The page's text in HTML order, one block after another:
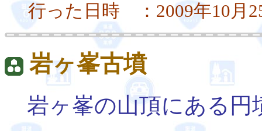
行った日時 ：2009年10月
岩ヶ峯古墳
岩ヶ峯の山頂にある円